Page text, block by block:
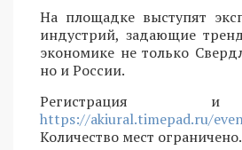
На площадке выступят
индустрий, задающие
экономике не только
но и России.
Регистрация
https://akiural.timepad.ru/
Количество мест ограничено.